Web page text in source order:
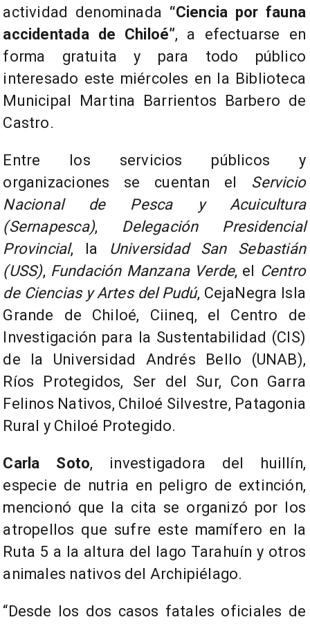
actividad denominada “Ciencia por fauna
accidentada de Chiloé”, a efectuarse en
forma gratuita y para todo público
interesado este miércoles en la Biblioteca
Municipal Martina Barrientos Barbero de
Castro.
Entre los servicios públicos y
organizaciones se cuentan el Servicio
Nacional de Pesca y Acuicultura
(Sernapesca), Delegación Presidencial
Provincial, la Universidad San Sebastián
(USS), Fundación Manzana Verde, el Centro
de Ciencias y Artes del Pudú, CejaNegra Isla
Grande de Chiloé, Ciineq, el Centro de
Investigación para la Sustentabilidad (CIS)
de la Universidad Andrés Bello (UNAB),
Ríos Protegidos, Ser del Sur, Con Garra
Felinos Nativos, Chiloé Silvestre, Patagonia
Rural y Chiloé Protegido.
Carla Soto, investigadora del huillín,
especie de nutria en peligro de extinción,
mencionó que la cita se organizó por los
atropellos que sufre este mamífero en la
Ruta 5 a la altura del lago Tarahuín y otros
animales nativos del Archipiélago.
“Desde los dos casos fatales oficiales de